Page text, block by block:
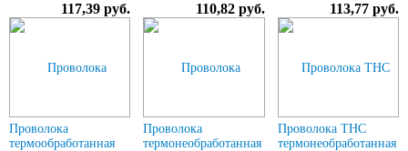
117,39 руб. 110,82 руб. 113,77 руб.
Проволока
термообработанная
Проволока
термонеобработанная
Проволока ТНС
термонеобработанная